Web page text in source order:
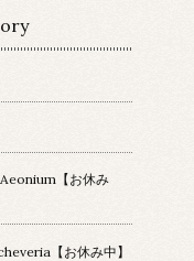
【お休み
【お休み中】